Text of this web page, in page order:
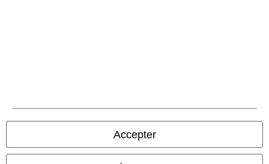
Accepter
Boutiques en ligne EMP